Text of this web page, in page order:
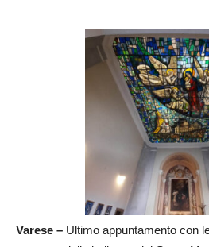
Varese – Ultimo appuntamento con